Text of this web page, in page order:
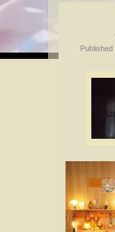
Published